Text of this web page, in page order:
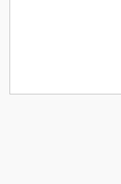
Görüş ve önerileriniz için